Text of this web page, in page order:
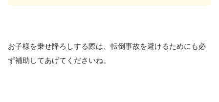
お子様を乗せ降ろしする際は、転倒事故を避けるためにも必
ず補助してあげてくださいね。